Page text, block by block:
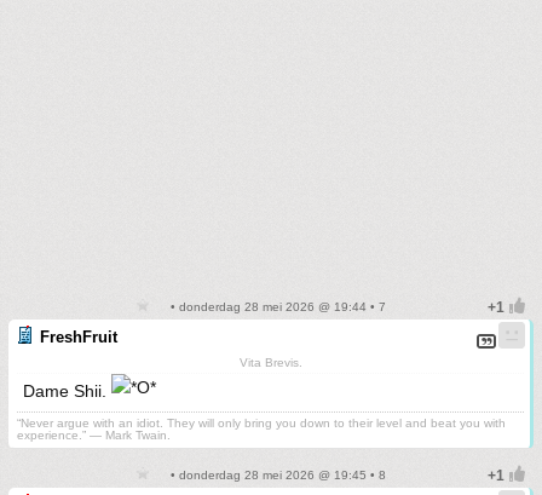
• donderdag 28 mei 2026 @ 19:44 • 7
FreshFruit
Vita Brevis.
Dame Shii.
“Never argue with an idiot. They will only bring you down to their level and beat you with
experience.” ― Mark Twain.
• donderdag 28 mei 2026 @ 19:45 • 8